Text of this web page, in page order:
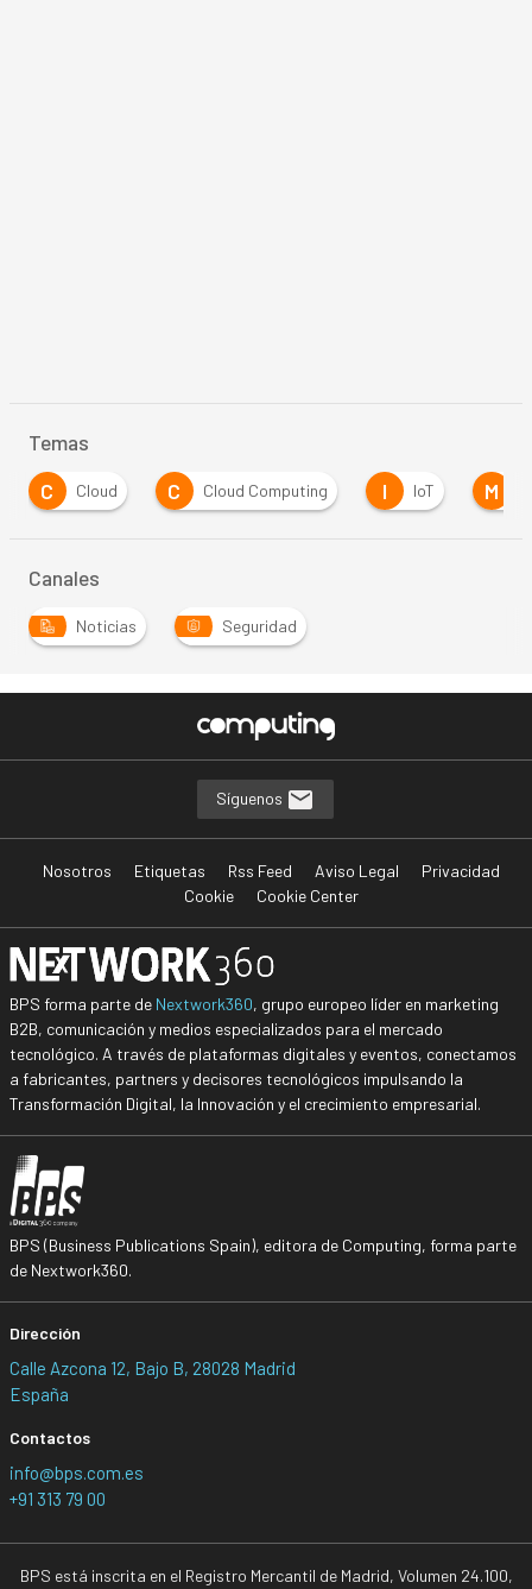
Temas
C
Cloud C Cloud Computing I IoT M
Canales
Noticias Seguridad
Síguenos
Nosotros Etiquetas Rss Feed Aviso Legal
Privacidad
Cookie
Cookie Center
BPS forma parte de Nextwork360, grupo europeo líder en marketing
B2B, comunicación y medios especializados para el mercado
tecnológico. A través de plataformas digitales y eventos, conectamos
a fabricantes, partners y decisores tecnológicos impulsando la
Transformación Digital, la Innovación y el crecimiento empresarial.
BPS (Business Publications Spain), editora de Computing, forma parte
de Nextwork360.
Dirección
Calle Azcona 12, Bajo B, 28028 Madrid
España
Contactos
info@bps.com.es
+91 313 79 00
BPS está inscrita en el Registro Mercantil de Madrid, Volumen 24.100,